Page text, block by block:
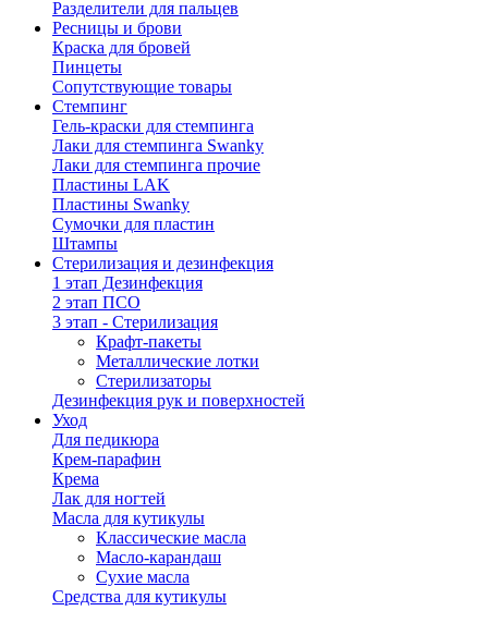
Разделители для пальцев
Ресницы и брови
Краска для бровей
Пинцеты
Сопутствующие товары
Стемпинг
Гель-краски для стемпинга
Лаки для стемпинга Swanky
Лаки для стемпинга прочие
Пластины LAK
Пластины Swanky
Сумочки для пластин
Штампы
Стерилизация и дезинфекция
1 этап Дезинфекция
2 этап ПСО
3 этап - Стерилизация
Крафт-пакеты
Металлические лотки
Стерилизаторы
Дезинфекция рук и поверхностей
Уход
Для педикюра
Крем-парафин
Крема
Лак для ногтей
Масла для кутикулы
Классические масла
Масло-карандаш
Сухие масла
Средства для кутикулы